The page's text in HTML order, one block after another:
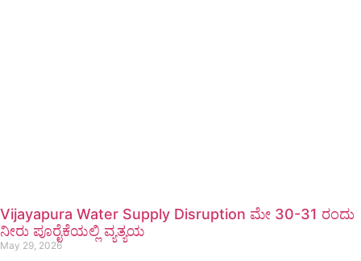
Vijayapura Water Supply Disruption ಮೇ 30-31 ರಂದು
ನೀರು ಪೂರೈಕೆಯಲ್ಲಿ ವ್ಯತ್ಯಯ
May 29, 2026